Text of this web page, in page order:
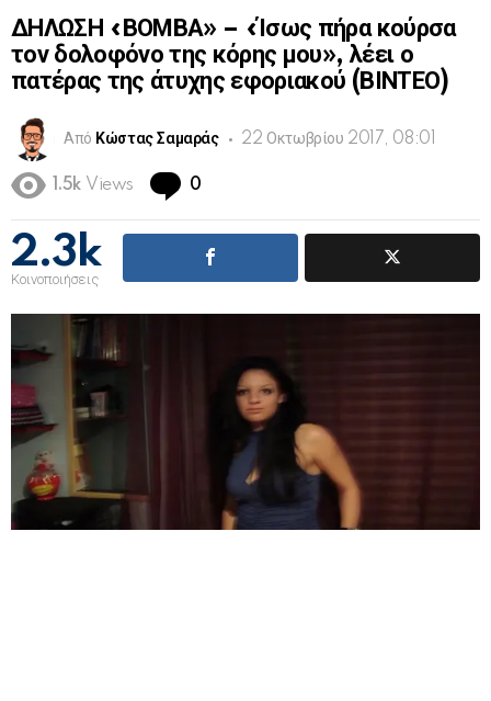
ΔΗΛΩΣΗ «ΒΟΜΒΑ» – «Ίσως πήρα κούρσα
τον δολοφόνο της κόρης μου», λέει ο
πατέρας της άτυχης εφοριακού (ΒΙΝΤΕΟ)
Από Κώστας Σαμαράς 22 Οκτωβρίου 2017, 08:01
1.5k Views 0
2.3k
Κοινοποιήσεις